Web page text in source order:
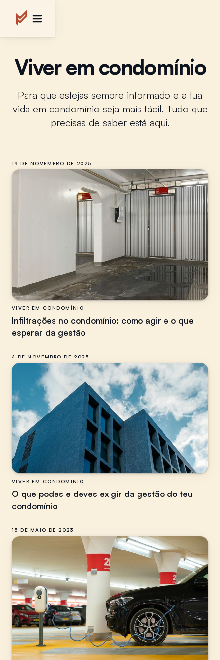
Viver em condomínio
Para que estejas sempre informado e a tua
vida em condomínio seja mais fácil. Tudo que
precisas de saber está aqui.
19 DE NOVEMBRO DE 2025
VIVER EM CONDOMÍNIO
Infiltrações no condomínio: como agir e o que
esperar da gestão
4 DE NOVEMBRO DE 2025
VIVER EM CONDOMÍNIO
O que podes e deves exigir da gestão do teu
condomínio
13 DE MAIO DE 2023